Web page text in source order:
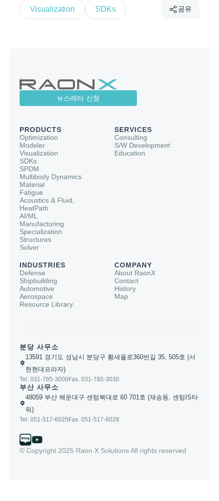
Visualization SDKs 공유
뉴스레터 신청
PRODUCTS
Optimization
Modeler
Visualization
SDKs
SPDM
Multibody Dynamics
Material
Fatigue
Acoustics & Fluid,
HeatPath
AI/ML
Manufacturing
Specialization
Structures
Solver
SERVICES
Consulting
S/W Development
Education
INDUSTRIES
Defense
Shipbuilding
Automotive
Aerospace
Resource Library
COMPANY
About RaonX
Contact
History
Map
분당 사무소
13591 경기도 성남시 분당구 황새울로360번길 35, 505호 (서
현현대프라자)
Tel. 031-785-3000Fax. 031-785-3030
부산 사무소
48059 부산 해운대구 센텀북대로 60 701호 (재송동, 센텀IS타
워)
Tel. 051-517-6025 Fax. 051-517-6028
© Copyright 2025 Raon X Solutions All rights reserved